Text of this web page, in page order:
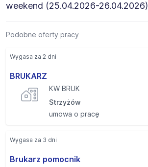
weekend (25.04.2026-26.04.2026)
Podobne oferty pracy
BRUKARZ
KW BRUK
Strzyżów
umowa o pracę
Wygasa za 2 dni
Brukarz pomocnik
Wygasa za 3 dni